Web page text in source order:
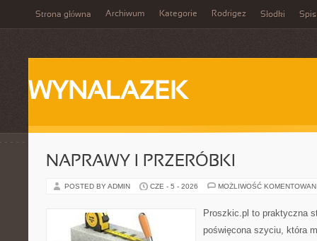
Strona główna Archiwum Kategorie Rodrigez Słodki Spis
WYNALAZEK
NAPRAWY I PRZERÓBKI
POSTED BY ADMIN CZE - 5 - 2026 MOŻLIWOŚĆ
Proszkic.pl to praktyczna
poświęcona szyciu, która